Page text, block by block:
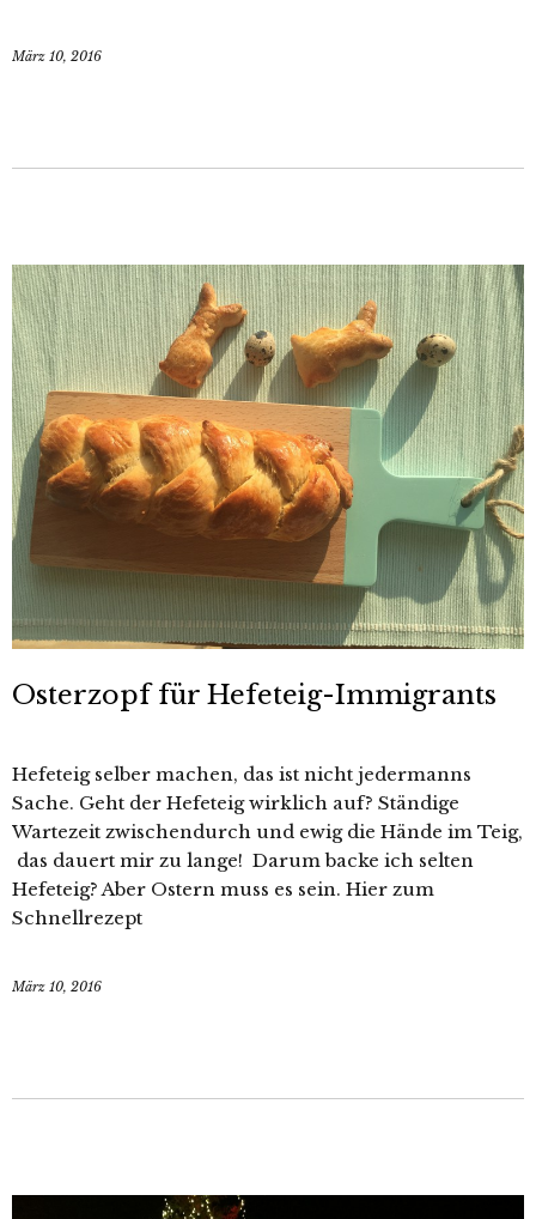
März 10, 2016
Osterzopf für Hefeteig-Immigrants
Hefeteig selber machen, das ist nicht jedermanns
Sache. Geht der Hefeteig wirklich auf? Ständige
Wartezeit zwischendurch und ewig die Hände im Teig,
das dauert mir zu lange! Darum backe ich selten
Hefeteig? Aber Ostern muss es sein. Hier zum
Schnellrezept
März 10, 2016